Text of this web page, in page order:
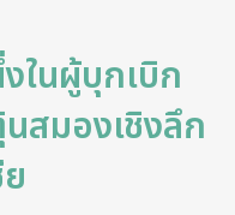
นผู้บุกเบิก
นสมองเชิงลึก